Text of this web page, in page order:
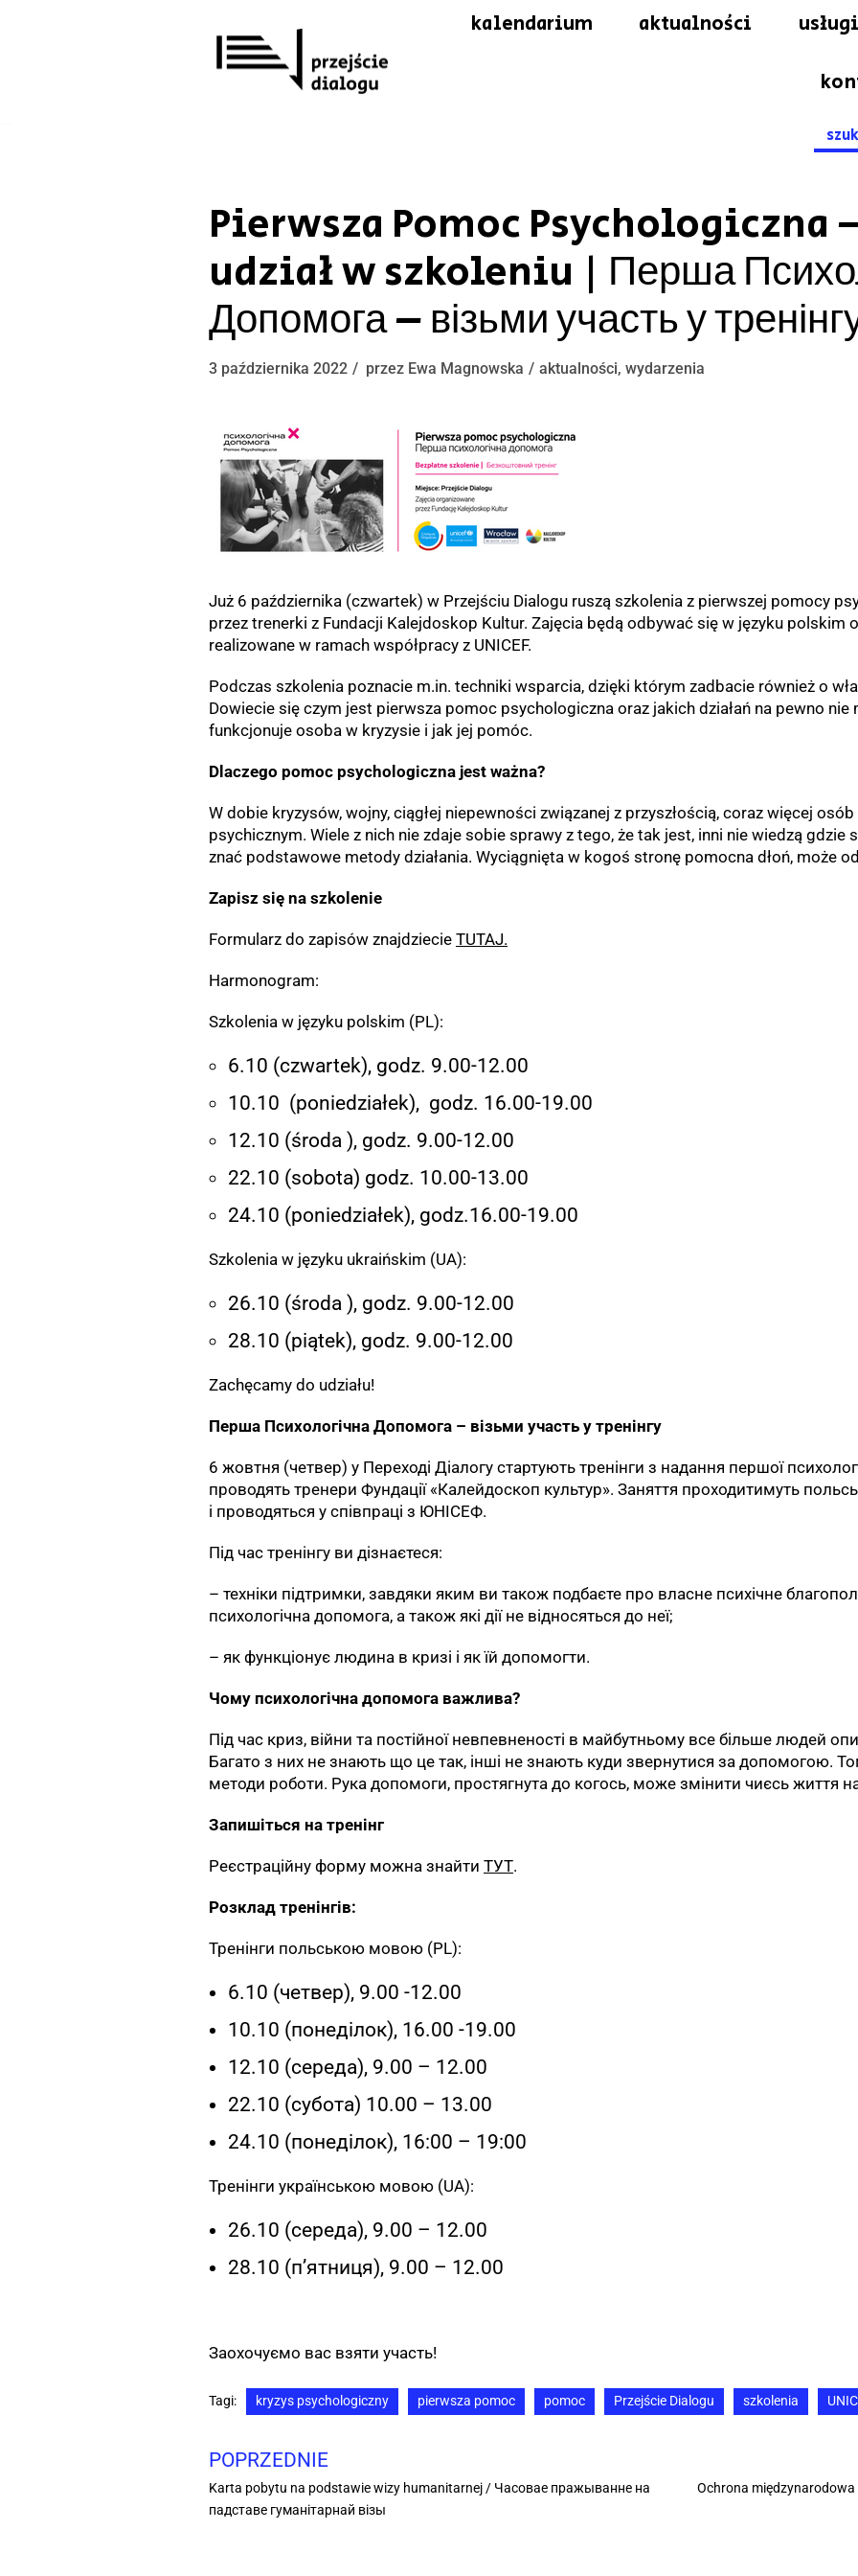
kalendarium aktualności
for:
Pierwsza Pomoc Psychologiczna
udział w szkoleniu | Перша
Допомога – візьми участь у
3 października 2022 przez Ewa Magnowska aktualności, wydarzenia
Już 6 października (czwartek) w Przejściu Dialogu ruszą szkolenia z pierwszej pomocy
przez trenerki z Fundacji Kalejdoskop Kultur. Zajęcia będą odbywać się w języku polskim
realizowane w ramach współpracy z UNICEF.
Podczas szkolenia poznacie m.in. techniki wsparcia, dzięki którym zadbacie również o
Dowiecie się czym jest pierwsza pomoc psychologiczna oraz jakich działań na pewno nie
funkcjonuje osoba w kryzysie i jak jej pomóc.
Dlaczego pomoc psychologiczna jest ważna?
W dobie kryzysów, wojny, ciągłej niepewności związanej z przyszłością, coraz więcej
psychicznym. Wiele z nich nie zdaje sobie sprawy z tego, że tak jest, inni nie wiedzą gdzie
znać podstawowe metody działania. Wyciągnięta w kogoś stronę pomocna dłoń, może
Zapisz się na szkolenie
Formularz do zapisów znajdziecie TUTAJ.
Harmonogram:
Szkolenia w języku polskim (PL):
6.10 (czwartek), godz. 9.00-12.00
10.10 (poniedziałek), godz. 16.00-19.00
12.10 (środa ), godz. 9.00-12.00
22.10 (sobota) godz. 10.00-13.00
24.10 (poniedziałek), godz.16.00-19.00
Szkolenia w języku ukraińskim (UA):
26.10 (środa ), godz. 9.00-12.00
28.10 (piątek), godz. 9.00-12.00
Zachęcamy do udziału!
Перша Психологічна Допомога – візьми участь у тренінгу
6 жовтня (четвер) у Переході Діалогу стартують тренінги з надання першої
проводять тренери Фундації «Калейдоскоп культур». Заняття проходитимуть
і проводяться у співпраці з ЮНІСЕФ.
Під час тренінгу ви дізнаєтеся:
– техніки підтримки, завдяки яким ви також подбаєте про власне психічне
психологічна допомога, а також які дії не відносяться до неї;
– як функціонує людина в кризі і як їй допомогти.
Чому психологічна допомога важлива?
Під час криз, війни та постійної невпевненості в майбутньому все більше людей
Багато з них не знають що це так, інші не знають куди звернутися за допомогою.
методи роботи. Рука допомоги, простягнута до когось, може змінити чиєсь життя
Запишіться на тренінг
Реєстраційну форму можна знайти ТУТ.
Розклад тренінгів:
Тренінги польською мовою (PL):
6.10 (четвер), 9.00 -12.00
10.10 (понеділок), 16.00 -19.00
12.10 (середа), 9.00 – 12.00
22.10 (субота) 10.00 – 13.00
24.10 (понеділок), 16:00 – 19:00
Тренінги українською мовою (UA):
26.10 (середа), 9.00 – 12.00
28.10 (п’ятниця), 9.00 – 12.00
Заохочуємо вас взяти участь!
Tagi: kryzys psychologiczny pierwsza pomoc pomoc Przejście Dialogu szkolenia
POPRZEDNIE
Karta pobytu na podstawie wizy humanitarnej / Часовае пражыванне на
падставе гуманітарнай візы
Ochrona